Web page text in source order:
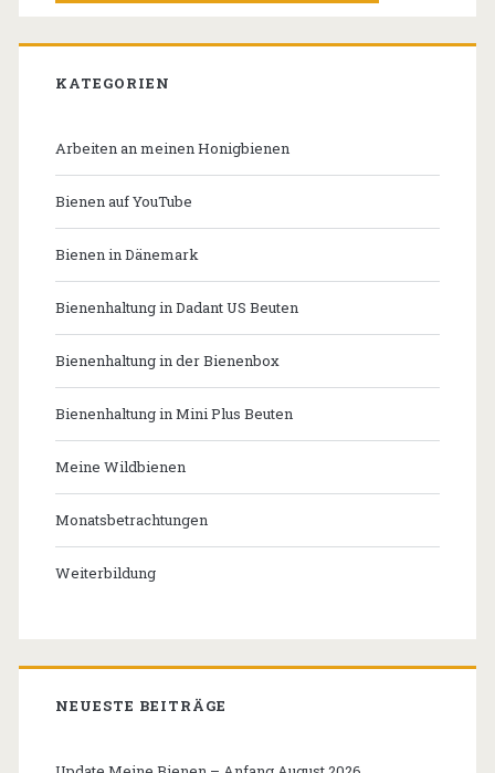
KATEGORIEN
Arbeiten an meinen Honigbienen
Bienen auf YouTube
Bienen in Dänemark
Bienenhaltung in Dadant US Beuten
Bienenhaltung in der Bienenbox
Bienenhaltung in Mini Plus Beuten
Meine Wildbienen
Monatsbetrachtungen
Weiterbildung
NEUESTE BEITRÄGE